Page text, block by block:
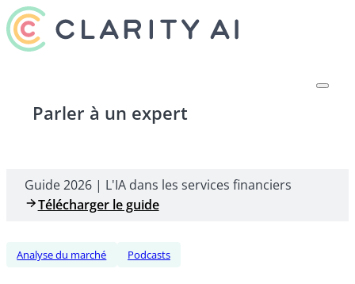
Parler à un expert
Guide 2026 | L'IA dans les services financiers
Télécharger le guide
Analyse du marché Podcasts